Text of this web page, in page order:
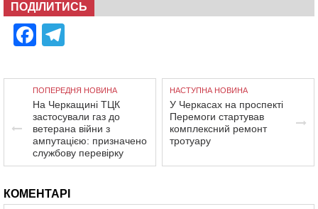
ПОДІЛИТИСЬ
Facebook
ПОПЕРЕДНЯ НОВИНА
На Черкащині ТЦК
застосували газ до
ветерана війни з
ампутацією: призначено
службову перевірку
НАСТУПНА НОВИНА
У Черкасах на проспекті
Перемоги стартував
комплексний ремонт
тротуару
КОМЕНТАРІ